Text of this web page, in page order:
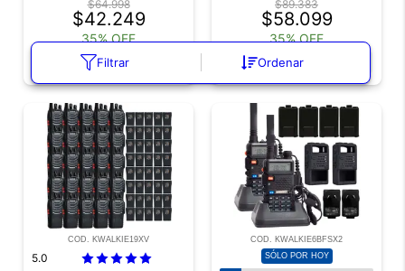
Filtrar Ordenar
$64.998
$42.249
35% OFF
DESDE 6 CUOTAS SIN INTERÉS
$89.383
$58.099
35% OFF
DESDE 6 CUOTAS SIN INTERÉS
COD. KWALKIE19XV
5.0
COD. KWALKIE6BFSX2
SÓLO POR HOY